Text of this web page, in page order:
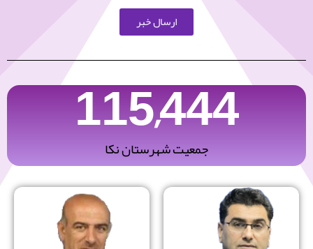
ارسال خبر
115,444
جمعیت شهرستان نکا